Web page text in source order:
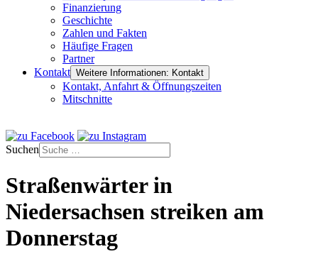
Finanzierung
Geschichte
Zahlen und Fakten
Häufige Fragen
Partner
Kontakt Weitere Informationen: Kontakt
Kontakt, Anfahrt & Öffnungszeiten
Mitschnitte
Suchen
Straßenwärter in
Niedersachsen streiken am
Donnerstag